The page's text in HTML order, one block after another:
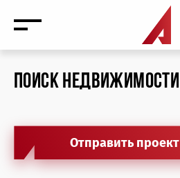
ПОИСК НЕДВИЖИМОСТИ
Отправить проект